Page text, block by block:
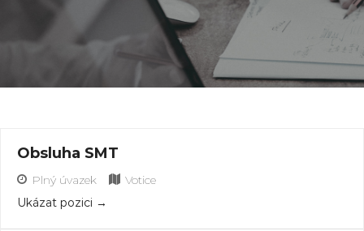
Obsluha SMT
Plný úvazek
Votice
Ukázat pozici